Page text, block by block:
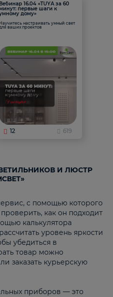
Вебинар 16.04 «TUYA за 60
минут: первые шаги к
дому»
Научитесь настраивать умный свет
ваших проектов
12 619
И ЛЮСТР
с помощью которого
как он подходит
калькулятора
уровень яркости
убедиться в
товар можно
заказать курьерскую
приборов — это